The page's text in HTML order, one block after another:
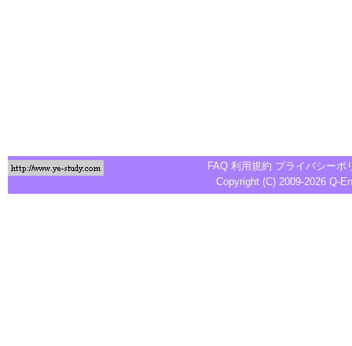
FAQ 利用規約 プライバシーポ
Copyright (C) 2009-2026 Q-